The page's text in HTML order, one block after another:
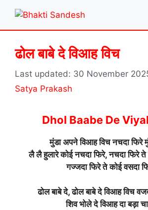
content
ढोल बाबे दे विआह विच
30 November
Satya Prakash
Dhol Baabe De
मुंडा अपने विआह विच नचदा फिरे
लै लै हुलारे कोई नचदा फिरे, नचदा फिरे ते
गज्जदा फिरे ते कोई वसदा
ढोल बाबे दे, ढोल बाबे दे विआह विच
शिव भोले दे विआह दा बड़ा